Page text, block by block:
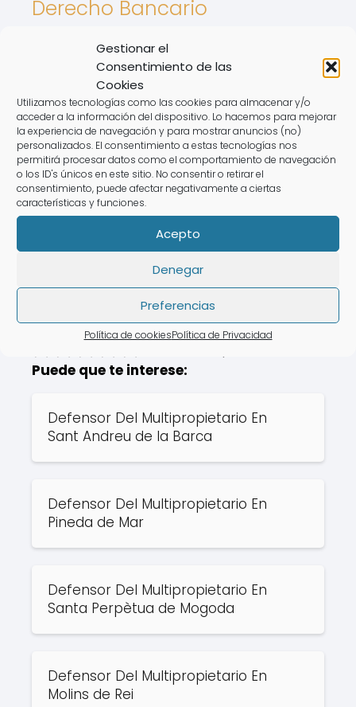
Gestionar el
Consentimiento de las
Cookies
Utilizamos tecnologías como las cookies para almacenar y/o
acceder a la información del dispositivo. Lo hacemos para mejorar
la experiencia de navegación y para mostrar anuncios (no)
personalizados. El consentimiento a estas tecnologías nos
permitirá procesar datos como el comportamiento de navegación
o los ID's únicos en este sitio. No consentir o retirar el
consentimiento, puede afectar negativamente a ciertas
características y funciones.
Acepto
Denegar
Preferencias
Política de cookiesPolítica de Privacidad
Derecho Bancario
derecho de
aprovechamiento por
turno
Derecho De Los Animales
Intereses De tarjetas
Nulidad de contrato
registro de la propiedad
RevolvingSemana flotante
Puede que te interese:
Defensor Del Multipropietario En
Sant Andreu de la Barca
Defensor Del Multipropietario En
Pineda de Mar
Defensor Del Multipropietario En
Santa Perpètua de Mogoda
Defensor Del Multipropietario En
Molins de Rei